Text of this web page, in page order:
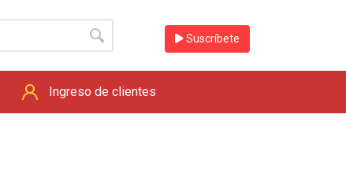
Suscríbete
Ingreso de clientes